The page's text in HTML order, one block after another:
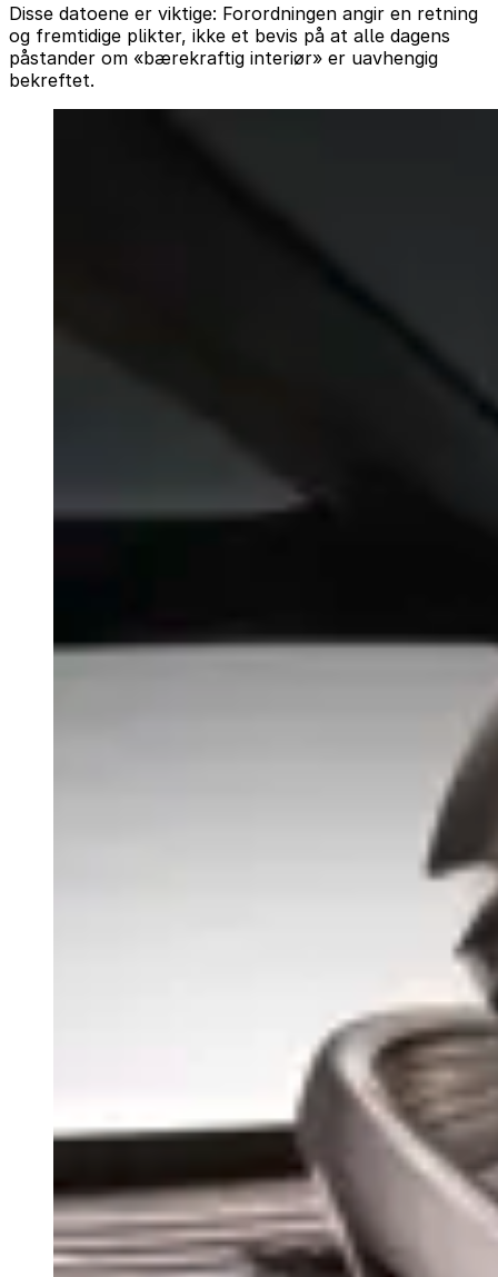
Disse datoene er viktige: Forordningen angir en retning
og fremtidige plikter, ikke et bevis på at alle dagens
påstander om «bærekraftig interiør» er uavhengig
bekreftet.